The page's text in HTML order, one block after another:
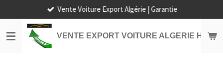
au
contenu
principal
VENTE EXPORT VOITURE ALGERIE HORS
Vente Voiture Export Algérie | Garantie